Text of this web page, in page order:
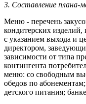
3. Составление плана-
Меню - перечень
кондитерских
с указанием выхода и
директором,
зависимости от типа
контингента
меню: со свободным
обедов по
детского питания;